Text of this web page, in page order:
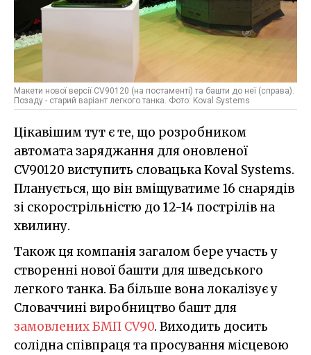
Макети нової версії CV90120 (на постаменті) та башти до неї (справа).
Позаду - старий варіант легкого танка. Фото: Koval Systems
Цікавішим тут є те, що розробником
автомата заряджання для оновленої
CV90120 виступить словацька Koval Systems.
Планується, що він вміщуватиме 16 снарядів
зі скорострільністю до 12-14 пострілів на
хвилину.
Також ця компанія загалом бере участь у
створенні нової башти для шведського
легкого танка. Ба більше вона локалізує у
Словаччині виробництво башт для
замовлених БМП CV90. Виходить досить
солідна співпраця та просування місцевою